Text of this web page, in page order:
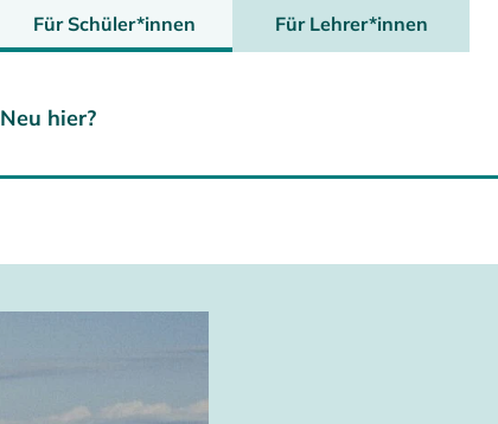
Für Schüler*innen Für Lehrer*innen
Neu hier?